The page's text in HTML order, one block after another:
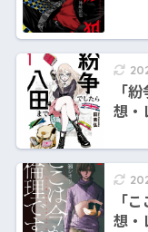
「
想・
「
想・